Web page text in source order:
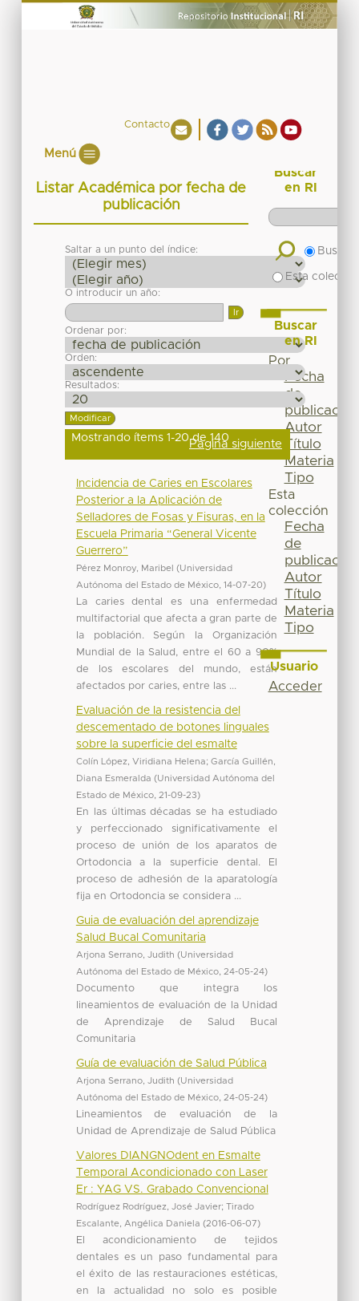
Contacto
Menú
Listar Académica por fecha de
publicación
Saltar a un punto del índice:
O introducir un año:
Ordenar por:
Orden:
Resultados:
Mostrando ítems 1-20 de 140Página siguiente
Incidencia de Caries en Escolares
Posterior a la Aplicación de
Selladores de Fosas y Fisuras, en la
Escuela Primaria “General Vicente
Guerrero”
Pérez Monroy, Maribel (Universidad
Autónoma del Estado de México, 14-07-20)
La caries dental es una enfermedad
multifactorial que afecta a gran parte de
la población. Según la Organización
Mundial de la Salud, entre el 60 a 90%
de los escolares del mundo, están
afectados por caries, entre las ...
Evaluación de la resistencia del
descementado de botones linguales
sobre la superficie del esmalte
Colín López, Viridiana Helena; García Guillén,
Diana Esmeralda (Universidad Autónoma del
Estado de México, 21-09-23)
En las últimas décadas se ha estudiado
y perfeccionado significativamente el
proceso de unión de los aparatos de
Ortodoncia a la superficie dental. El
proceso de adhesión de la aparatología
fija en Ortodoncia se considera ...
Guia de evaluación del aprendizaje
Salud Bucal Comunitaria
Arjona Serrano, Judith (Universidad
Autónoma del Estado de México, 24-05-24)
Documento que integra los
lineamientos de evaluación de la Unidad
de Aprendizaje de Salud Bucal
Comunitaria
Guía de evaluación de Salud Pública
Arjona Serrano, Judith (Universidad
Autónoma del Estado de México, 24-05-24)
Lineamientos de evaluación de la
Unidad de Aprendizaje de Salud Pública
Valores DIANGNOdent en Esmalte
Temporal Acondicionado con Laser
Er : YAG VS. Grabado Convencional
Rodríguez Rodríguez, José Javier; Tirado
Escalante, Angélica Daniela (2016-06-07)
El acondicionamiento de tejidos
dentales es un paso fundamental para
el éxito de las restauraciones estéticas,
en la actualidad no solo es posible
Buscar
en RI
Buscar
Esta
Buscar
en RI
Por
Fecha
de
publicación
Autor
Título
Materia
Tipo
Esta
colección
Fecha
de
publicación
Autor
Título
Materia
Tipo
Usuario
Acceder